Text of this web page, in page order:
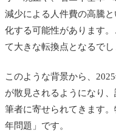
減少による人件費の高騰
化する可能性があります
て大きな転換点となるでし
このような背景から、
が散見されるようになり
筆者に寄せられてきます
年問題」です。